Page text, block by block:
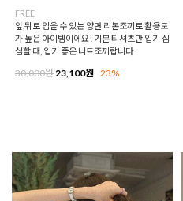
FREE
앞,뒤로 입을 수 있는 양면 리본조끼로 활용도
가 높은 아이템이에요! 기본 티셔츠만 입기 심
심할 때, 입기 좋은 니트조끼랍니다
30,000원 23,100원 23%